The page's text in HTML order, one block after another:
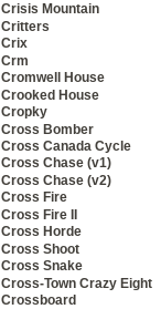
Crisis Mountain
Critters
Crix
Crm
Cromwell House
Crooked House
Cropky
Cross Bomber
Cross Canada Cycle
Cross Chase (v1)
Cross Chase (v2)
Cross Fire
Cross Fire II
Cross Horde
Cross Shoot
Cross Snake
Cross-Town Crazy Eight
Crossboard